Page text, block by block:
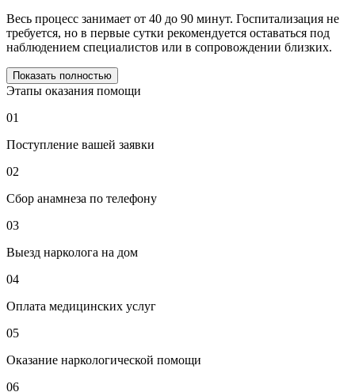
Весь процесс занимает от 40 до 90 минут. Госпитализация не
требуется, но в первые сутки рекомендуется оставаться под
наблюдением специалистов или в сопровождении близких.
Показать полностью
Этапы оказания помощи
01
Поступление вашей заявки
02
Сбор анамнеза по телефону
03
Выезд нарколога на дом
04
Оплата медицинских услуг
05
Оказание наркологической помощи
06